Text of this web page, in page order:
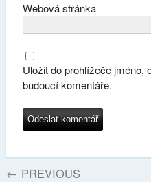
Webová stránka
Uložit do prohlížeče jméno,
budoucí komentáře.
← PREVIOUS